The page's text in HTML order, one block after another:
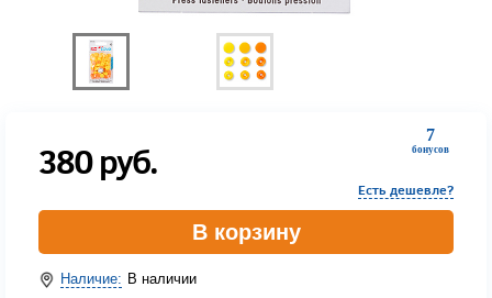
7
бонусов
380руб.
Есть дешевле?
В корзину
Наличие: В наличии